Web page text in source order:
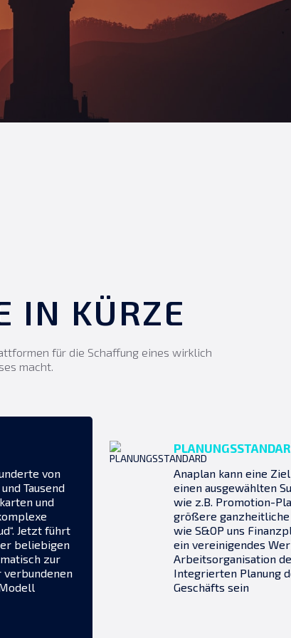
IN KÜRZE
für die Schaffung eines wirklich
macht.
von
Tausend
und
Jetzt führt
beliebigen
zur
verbundenen
Anaplan kann eine
einen ausgewählten
wie z.B. Promotion-
größere
wie S&OP uns
ein vereinigendes
Arbeitsorganisation
Integrierten Planung
Geschäfts sein